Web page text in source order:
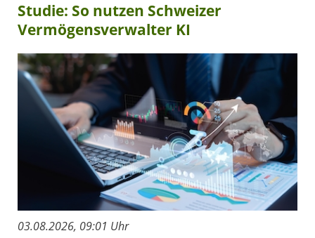
Studie: So nutzen Schweizer
Vermögensverwalter KI
03.08.2026, 09:01 Uhr